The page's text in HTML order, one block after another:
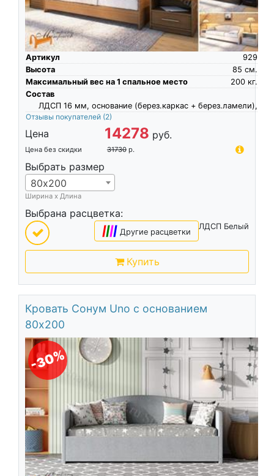
Артикул
929
Высота
см.
85
Максимальный вес на 1 спальное место
кг.
200
Состав
ЛДСП 16 мм, основание (берез.каркас + берез.ламели),
Отзывы покупателей (2)
Цена 14278 руб.
Цена без скидки 31730 р.
Выбрать размер
80х200
Ширина х Длина
Выбрана расцветка:
ЛДСП Белый
|||| Другие расцветки
Купить
Кровать Сонум Uno с основанием
80х200
-30%